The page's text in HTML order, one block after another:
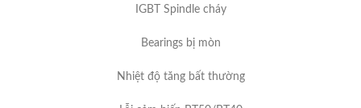
IGBT Spindle cháy
Bearings bị mòn
Nhiệt độ tăng bất thường